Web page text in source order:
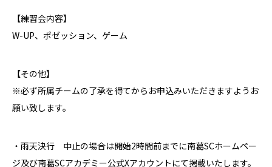
【練習会内容】
W-UP、ポゼッション、ゲーム
【その他】
※必ず所属チームの了承を得てからお申込みいただきますようお
願い致します。
・雨天決行 中止の場合は開始2時間前までに南葛SCホームペー
ジ及び南葛SCアカデミー公式Xアカウントにて掲載いたします。